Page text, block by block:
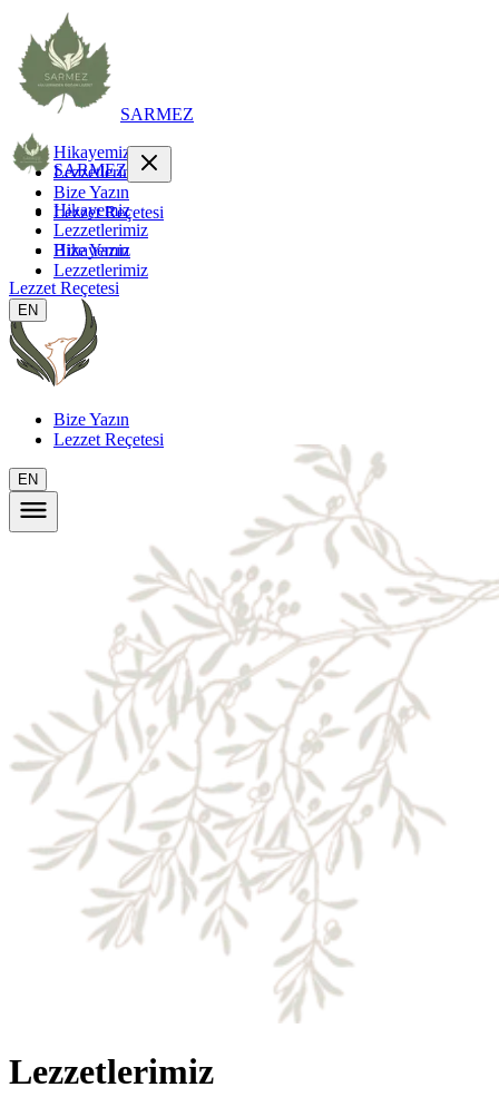
SARMEZ
Hikayemiz
Lezzetlerimiz
Bize Yazın
Lezzet Reçetesi
Hikayemiz
Lezzetlerimiz
Bize Yazın
Lezzet Reçetesi
EN
SARMEZ
Hikayemiz
Lezzetlerimiz
Bize Yazın
Lezzet Reçetesi
EN
Lezzetlerimiz